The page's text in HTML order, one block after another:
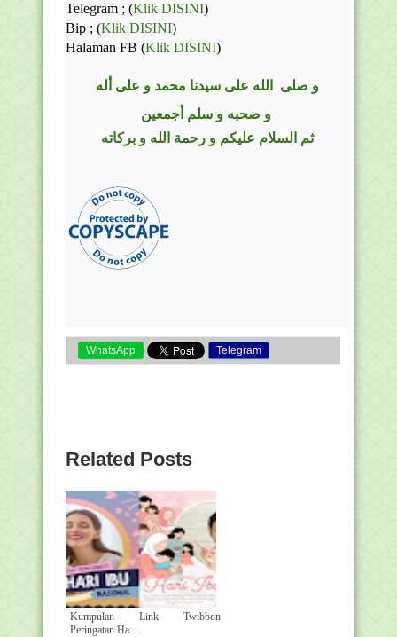
Telegram ; (Klik DISINI)
Bip ; (Klik DISINI)
Halaman FB (Klik DISINI)
و صلى الله على سيدنا محمد و على أله
و صحبه و سلم أجمعين
ثم السلام عليكم و رحمة الله و بركاته
WhatsApp Telegram
Related Posts
Kumpulan Link Twibbon
Peringatan Ha...